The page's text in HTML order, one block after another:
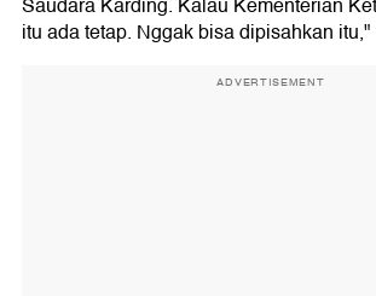
Saudara Karding. Kalau Kementerian
itu ada tetap. Nggak bisa dipisahkan itu,"
ADVERTISEMENT